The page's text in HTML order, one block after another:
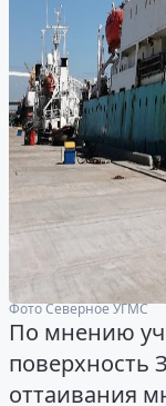
Фото Северное УГМС
По мнению
поверхность
оттаивания